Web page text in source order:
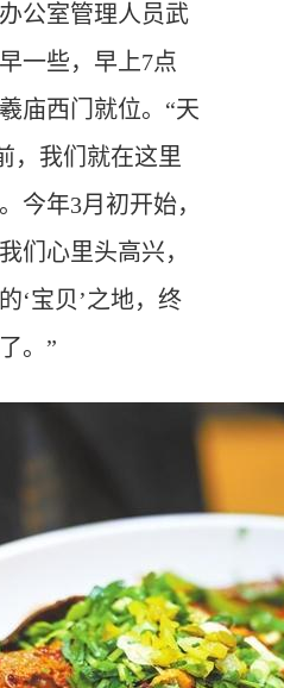
室管理人员武
一些，早上7点
庙西门就位。“天
，我们就在这里
今年3月初开始，
们心里头高兴，
‘宝贝’之地，终
。”